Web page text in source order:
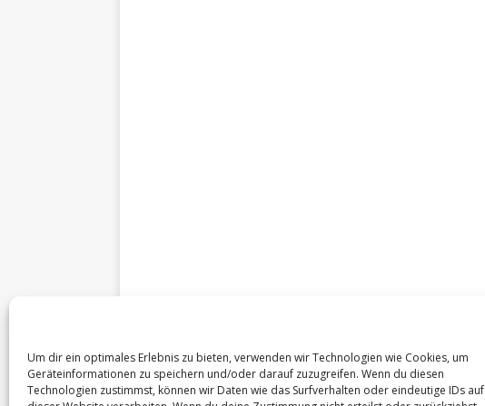
Um dir ein optimales Erlebnis zu bieten, verwenden wir Technologien wie Cookies, um
Geräteinformationen zu speichern und/oder darauf zuzugreifen. Wenn du diesen
Technologien zustimmst, können wir Daten wie das Surfverhalten oder eindeutige IDs auf
Datenschutzerklärung
Cookie-Richtlinie (EU)